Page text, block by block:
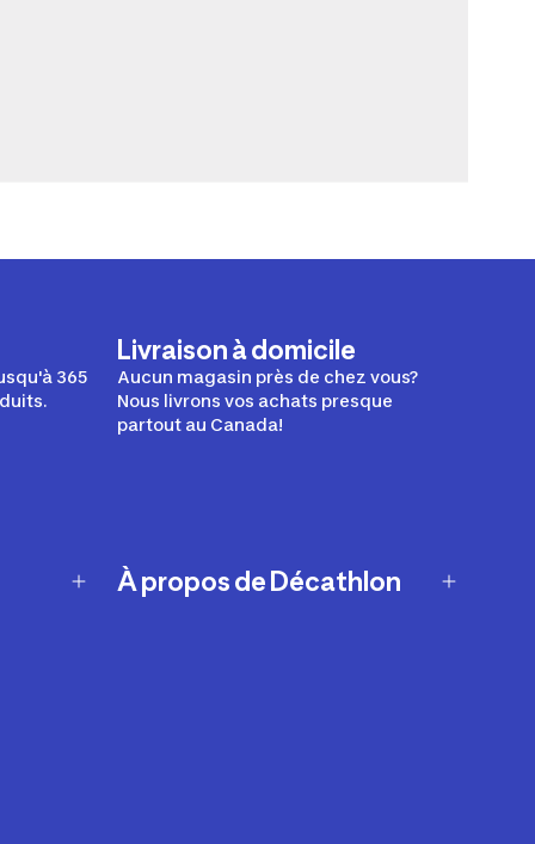
365
Livraison à domicile
Aucun magasin près de chez vous?
Nous livrons vos achats presque
partout au Canada!
À propos de Décathlon